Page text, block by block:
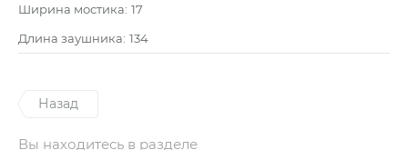
Ширина мостика: 17
Длина заушника: 134
Назад
Вы находитесь в разделе